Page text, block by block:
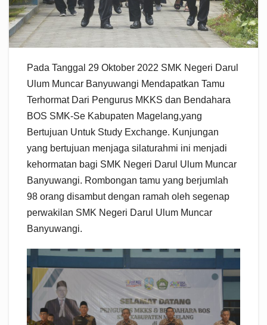
Pada Tanggal 29 Oktober 2022 SMK Negeri Darul
Ulum Muncar Banyuwangi Mendapatkan Tamu
Terhormat Dari Pengurus MKKS dan Bendahara
BOS SMK-Se Kabupaten Magelang,yang
Bertujuan Untuk Study Exchange. Kunjungan
yang bertujuan menjaga silaturahmi ini menjadi
kehormatan bagi SMK Negeri Darul Ulum Muncar
Banyuwangi. Rombongan tamu yang berjumlah
98 orang disambut dengan ramah oleh segenap
perwakilan SMK Negeri Darul Ulum Muncar
Banyuwangi.